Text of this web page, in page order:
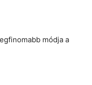
módja a